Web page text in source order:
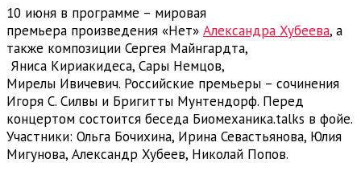
10 июня в программе – мировая
премьера произведения «Нет» Александра Хубеева, а
также композиции Сергея Майнгардта,
Яниса Кириакидеса, Сары Немцов,
Мирелы Ивичевич. Российские премьеры – сочинения
Игоря С. Силвы и Бригитты Мунтендорф. Перед
концертом состоится беседа Биомеханика.talks в фойе.
Участники: Ольга Бочихина, Ирина Севастьянова, Юлия
Мигунова, Александр Хубеев, Николай Попов.